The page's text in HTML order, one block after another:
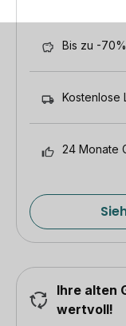
Bis zu -
Kostenlose
24 Monate
Ihre alten
wertvoll!